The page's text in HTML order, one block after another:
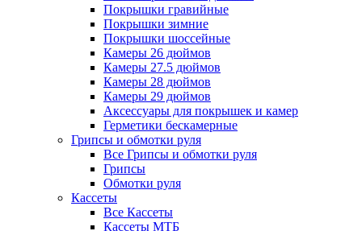
Покрышки гравийные
Покрышки зимние
Покрышки шоссейные
Камеры 26 дюймов
Камеры 27.5 дюймов
Камеры 28 дюймов
Камеры 29 дюймов
Аксессуары для покрышек и камер
Герметики бескамерные
Грипсы и обмотки руля
Все Грипсы и обмотки руля
Грипсы
Обмотки руля
Кассеты
Все Кассеты
Кассеты МТБ